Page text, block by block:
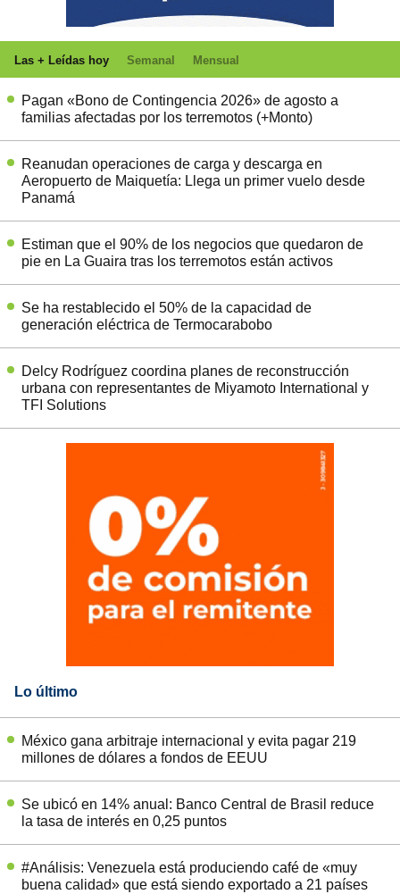
Las + Leídas hoy Semanal Mensual
Pagan «Bono de Contingencia 2026» de agosto a
familias afectadas por los terremotos (+Monto)
Reanudan operaciones de carga y descarga en
Aeropuerto de Maiquetía: Llega un primer vuelo desde
Panamá
Estiman que el 90% de los negocios que quedaron de
pie en La Guaira tras los terremotos están activos
Se ha restablecido el 50% de la capacidad de
generación eléctrica de Termocarabobo
Delcy Rodríguez coordina planes de reconstrucción
urbana con representantes de Miyamoto International y
TFI Solutions
Lo último
México gana arbitraje internacional y evita pagar 219
millones de dólares a fondos de EEUU
Se ubicó en 14% anual: Banco Central de Brasil reduce
la tasa de interés en 0,25 puntos
#Análisis: Venezuela está produciendo café de «muy
buena calidad» que está siendo exportado a 21 países